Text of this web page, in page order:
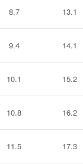
8.7 13.1
9.4 14.1
10.1 15.2
10.8 16.2
11.5 17.3